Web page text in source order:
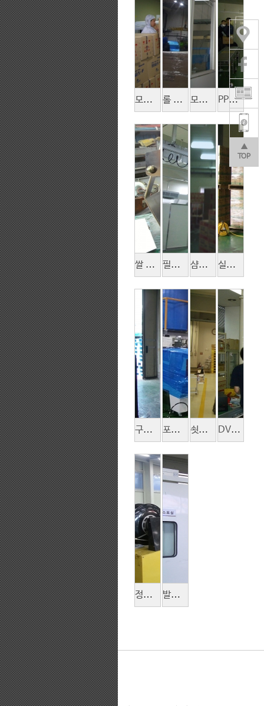
▲
TOP
모기퇴치 약품 포장 적재 롤 제품 160kg 포장 후 흡착 적재 모타 제품 포장 적재 PP필름 포장박스 적재
쌀 포대 제품 적재 필름롤 포장 적재 최대 400kg 샴푸 포장박스 적재 실리콘 접착제 포장박스 적재
구두약 왁스 포장 박스 적재 포장박스 적재 쇳물 온도측정기 포장박스 적재 DVR포장빅스
정수기 포장박스 적재 발전기 포장 공정